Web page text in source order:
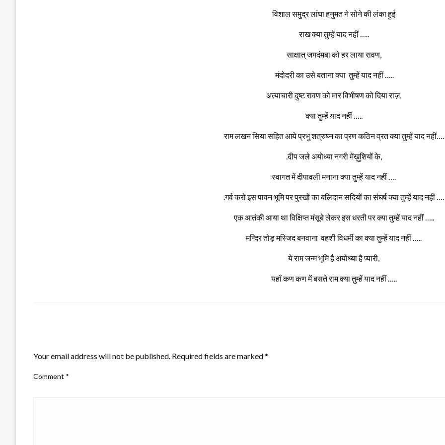
विशाल समुद्र लांघा हनुमत ने सोने की लंका हुई
राख क्या तुम्हें याद नहीं …..
साक्षात् जगदंमबा को हर लाया रावण,
मंदोदरी का उसे बताना क्या तुम्हें याद नहीं …..
अत्याचारी दुष्ट रावण को मार विभीषण को दिया राज़,
क्या तुम्हें याद नहीं …..
राम लखन सिया सहित आये प्रभु शत्रुघ्न का प्रण कठिन व्रत क्या तुम्हें याद नहीं….
.दीप जले अयोध्या नगरी मेंख़ुशियों के,
स्वागत में दीपावली मनाना क्या तुम्हें याद नहीं ….
.गर्व करो इस पावन भूमि पर पुरखों का बलिदान सदियों का संघर्ष क्या तुम्हें याद नहीं ….
एक आतंकी आया था विक्षिप्त मंसूबे लेकर इस धरती पर क्या तुम्हें याद नहीं …..
मन्दिर तोड़ मस्जिद बनवाना वहशी विधर्मी का क्या तुम्हें याद नहीं …..
ये राम जन्म भूमि है अयोध्या है प्यारी,
यहाँ कण कण में बसते राम क्या तुम्हें याद नहीं …..
Your email address will not be published. Required fields are marked*
Comment *